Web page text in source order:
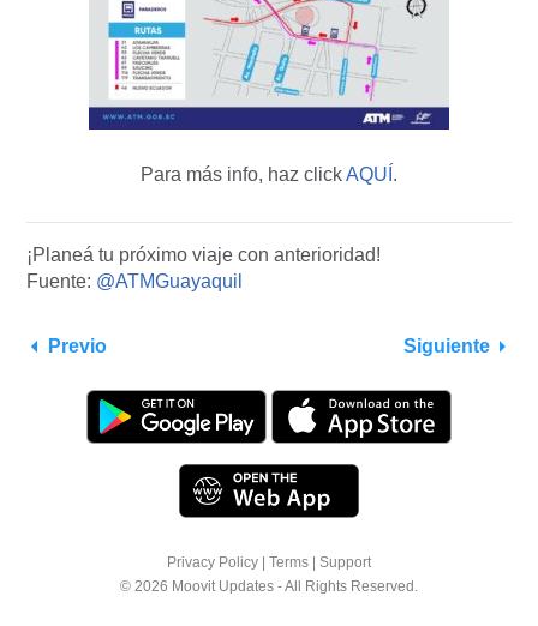
Para más info, haz clickAQUÍ .
¡Planeá tu próximo viaje con anterioridad!
Fuente: @ATMGuayaquil
Previo Siguiente
Privacy Policy Terms
Support
© 2026 Moovit Updates - All Rights Reserved.